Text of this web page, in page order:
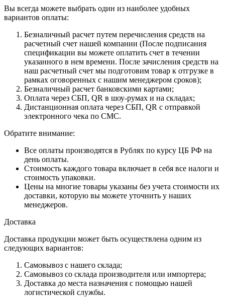
Вы всегда можете выбрать один из наиболее удобных
вариантов оплаты:
Безналичный расчет путем перечисления средств на
расчетный счет нашей компании (После подписания
спецификации вы можете оплатить счет в течении
указанного в нем времени. После зачисления средств на
наш расчетный счет мы подготовим товар к отгрузке в
рамках оговоренных с нашим менеджером сроков);
Безналичный расчет банковскими картами;
Оплата через СБП, QR в шоу-румах и на складах;
Дистанционная оплата через СБП, QR с отправкой
электронного чека по СМС.
Обратите внимание:
Все оплаты производятся в Рублях по курсу ЦБ РФ на
день оплаты.
Стоимость каждого товара включает в себя все налоги и
стоимость упаковки.
Цены на многие товары указаны без учета стоимости их
доставки, которую вы можете уточнить у наших
менеджеров.
Доставка
Доставка продукции может быть осуществлена одним из
следующих вариантов:
Самовывоз с нашего склада;
Самовывоз со склада производителя или импортера;
Доставка до места назначения с помощью нашей
логистической службы.